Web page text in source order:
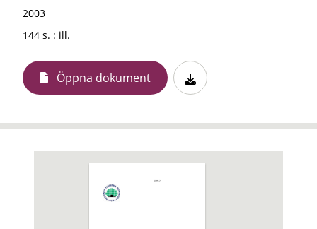
2003
144 s. : ill.
Öppna dokument